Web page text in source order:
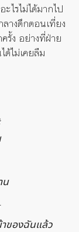
ไรไม่ได้มากไป
างดึกตอนเที่ยง
รั้ง อย่างที่ฝ่าย
ด้ไม่เคยลืม
น
ของฉันแล้ว